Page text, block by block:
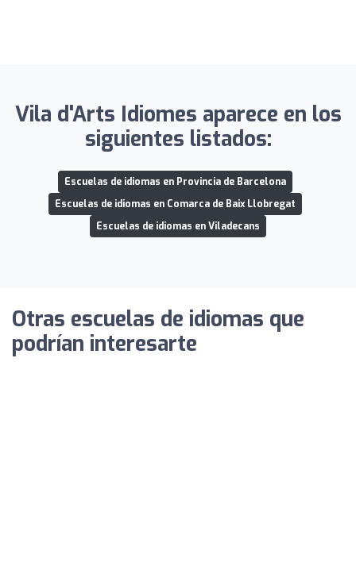
Vila d'Arts Idiomes aparece en los
siguientes listados:
Escuelas de idiomas en Provincia de Barcelona
Escuelas de idiomas en Comarca de Baix Llobregat
Escuelas de idiomas en Viladecans
Otras escuelas de idiomas que
podrían interesarte